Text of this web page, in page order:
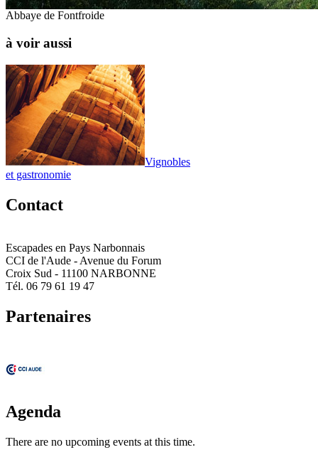
Abbaye de Fontfroide
à voir aussi
Vignobles
et gastronomie
Contact
Escapades en Pays Narbonnais
CCI de l'Aude - Avenue du Forum
Croix Sud - 11100 NARBONNE
Tél. 06 79 61 19 47
Partenaires
Agenda
There are no upcoming events at this time.